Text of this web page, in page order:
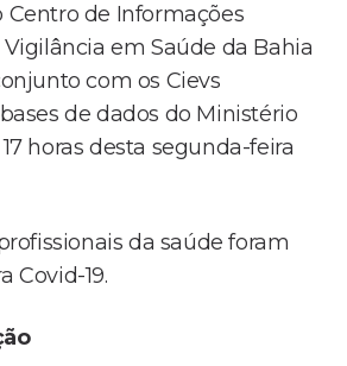
de Informações
em Saúde da Bahia
com os Cievs
de dados do Ministério
horas desta segunda-feira
da saúde foram
Covid-19.